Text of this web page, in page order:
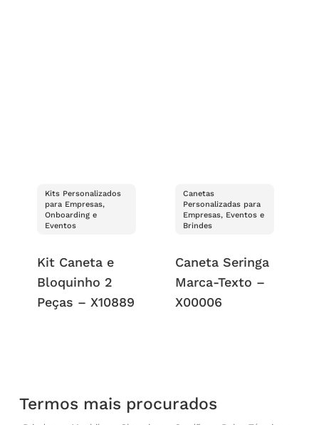
Kits Personalizados
para Empresas,
Onboarding e
Eventos
Kit Caneta e
Bloquinho 2
Peças – X10889
Canetas
Personalizadas para
Empresas, Eventos e
Brindes
Caneta Seringa
Marca-Texto –
X00006
Termos mais procurados